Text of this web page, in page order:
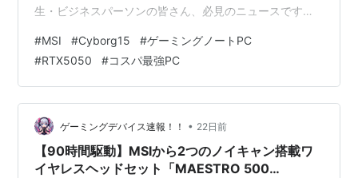
生・ビジネスパーソンの皆さん、必見のニュースです。
ら、優れたグラフィックス性能と持ち運びやすさを両立
した15.6インチのゲーミングノートPC「Cyborg」シリ
ーズの新たなモデルが発表されました。今回登場するの
は、次世代のGPUを搭載してパワーアップした「Cyborg
15 C13W」シリーズと、落ち着いた漆黒のデザインが魅
力の「Cybor…
#MSI #Cyborg15 #ゲーミングノートPC
#RTX5050 #コスパ最強PC
ゲーミングデバイス速報！！ • 22日前
【90時間駆動】MSIから2つのノイキャン搭載ワ
イヤレスヘッドセット「MAESTRO 500